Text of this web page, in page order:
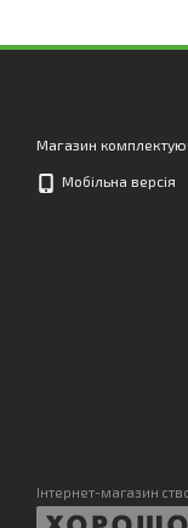
Магазин
Мобільна версія
Інтернет-магазин